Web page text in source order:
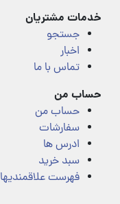
خدمات مشتریان
جستجو
اخبار
تماس با ما
حساب من
حساب من
سفارشات
ادرس ها
سبد خرید
فهرست علاقمندیها